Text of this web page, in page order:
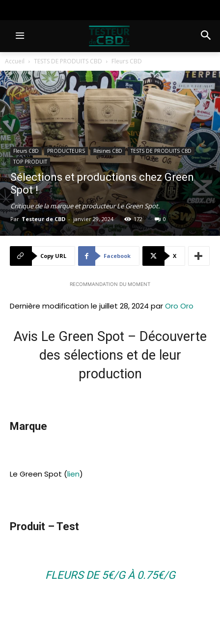
Accueil TESTS DE PRODUITS CBD Fleurs CBD
Fleurs CBD PRODUCTEURS Résines CBD
TESTS DE PRODUITS CBD
TOP PRODUIT
Sélections et productions chez Green
Spot !
Critique de la marque et producteur Le Green Spot.
Par Testeur de CBD - janvier 29, 2024 172 0
Copy URL Facebook X
RECOMMANDATION DU MOMENT
Dernière modification le juillet 28, 2024 parOro Oro
Avis Le Green Spot – Découverte
des sélections et de leur
production
Marque
Le Green Spot (lien)
Produit – Test
FLEURS DE 5€/G À 0.75€/G